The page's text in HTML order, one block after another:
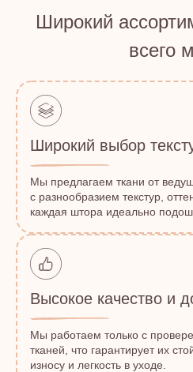
Широкий
всего
Широкий выбор
Мы предлагаем ткани от
с разнообразием текстур,
каждая штора идеально
Высокое качество и
Мы работаем только с
тканей, что гарантирует их
износу и легкость в уходе.